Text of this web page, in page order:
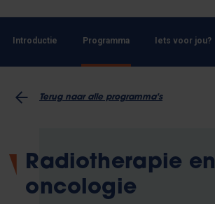
Introductie Programma Iets voor jou?
Terug naar alle programma's
Radiotherapie en
oncologie